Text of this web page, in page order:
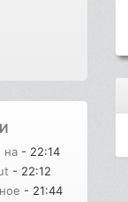
на - 22:14
- 22:12
- 21:44